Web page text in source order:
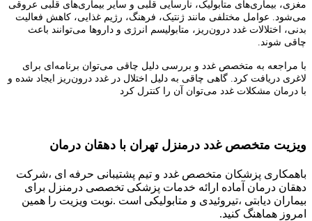
مغزی، بیماری‌های متابولیک، نارسایی قلبی و سایر بیماری‌های قلبی عروقی
می‌شود. عوامل مختلفی مانند ژنتیک، فرهنگ، رژیم غذایی، کاهش فعالیت
بدنی، اختلالات غدد درون‌ریز، متابولیسم انرژی و داروها می‌توانند باعث
چاقی شوند.
با مراجعه به متخصص غدد و بررسی دلیل چاقی می‌توان برنامه‌ای برای
لاغری دریافت کرد. گاهی چاقی به دلیل اختلال در غدد درون‌ریز ایجاد شده و
با درمان مشکلات غدد می‌توان آن را کنترل کرد
ویزیت متخصص غدد درمنزل تهران با دهقان درمان
باهمکاری پزشکان متخصص غدد و تیم پشتیبانی حرفه ای ،شرکت
دهقان درمان آماده ارائه خدمات پزشکی تخصصی درمنزل برای
بیماران دیابتی ،تیروئیدی و متابولیکی است .نوبت ویزیت را همین
امروز هماهنگ کنید.